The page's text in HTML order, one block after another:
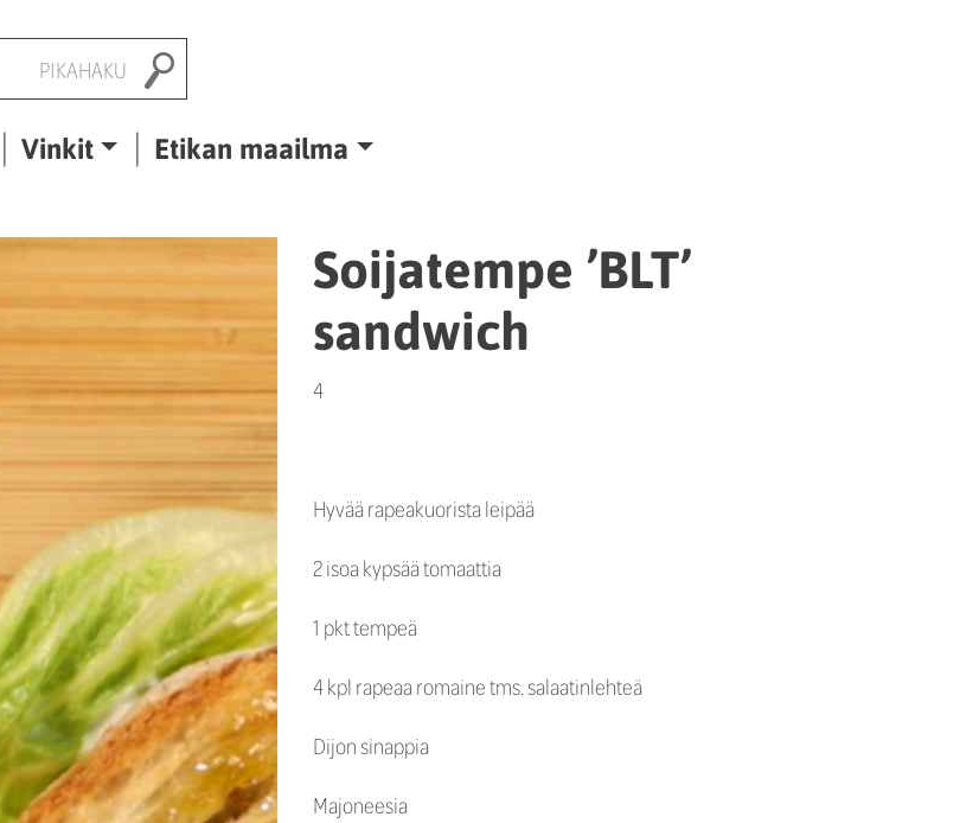
Vinkit Etikan maailma
Soijatempe ’BLT’
sandwich
4
Hyvää rapeakuorista leipää
2 isoa kypsää tomaattia
1 pkt tempeä
4 kpl rapeaa romaine tms. salaatinlehteä
Dijon sinappia
Majoneesia